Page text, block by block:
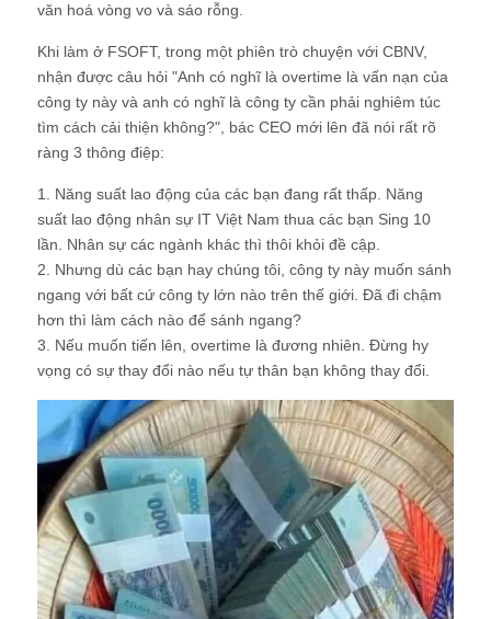
văn hoá vòng vo và sáo rỗng.
Khi làm ở FSOFT, trong một phiên trò chuyện với CBNV,
nhận được câu hỏi "Anh có nghĩ là overtime là vấn nạn của
công ty này và anh có nghĩ là công ty cần phải nghiêm túc
tìm cách cải thiện không?", bác CEO mới lên đã nói rất rõ
ràng 3 thông điệp:
1. Năng suất lao động của các bạn đang rất thấp. Năng
suất lao động nhân sự IT Việt Nam thua các bạn Sing 10
lần. Nhân sự các ngành khác thì thôi khỏi đề cập.
2. Nhưng dù các bạn hay chúng tôi, công ty này muốn sánh
ngang với bất cứ công ty lớn nào trên thế giới. Đã đi chậm
hơn thì làm cách nào để sánh ngang?
3. Nếu muốn tiến lên, overtime là đương nhiên. Đừng hy
vọng có sự thay đổi nào nếu tự thân bạn không thay đổi.